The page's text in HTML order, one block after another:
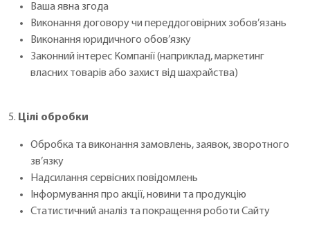
Ваша явна згода
Виконання договору чи переддоговірних зобов’язань
Виконання юридичного обов’язку
Законний інтерес Компанії (наприклад, маркетинг
власних товарів або захист від шахрайства)
5. Цілі обробки
Обробка та виконання замовлень, заявок, зворотного
зв’язку
Надсилання сервісних повідомлень
Інформування про акції, новини та продукцію
Статистичний аналіз та покращення роботи Сайту